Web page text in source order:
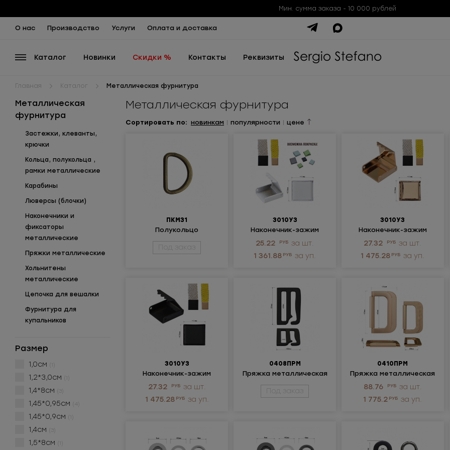
Мин. сумма заказа - 10 000 рублей
О нас Производство Услуги Оплата и доставка
Каталог Новинки Скидки % Контакты Реквизиты
Главная Каталог Металлическая фурнитура
Металлическая
фурнитура
Застежки, клеванты,
крючки
Кольца, полукольца ,
рамки металлические
Карабины
Люверсы (блочки)
Наконечники и
фиксаторы
металлические
Пряжки металлические
Хольнитены
металлические
Цепочка для вешалки
Фурнитура для
купальников
Размер
1,0см (1)
1,2*3,0см (1)
1,4*8см (3)
1,45*0,95см (4)
1,45*0,9см (1)
1,4см (3)
1,5*8см (1)
Металлическая фурнитура
Сортировать по: новинкам | популярности | цене
ПКМ31
Полукольцо
металлическое
Под заказ
3010УЗ
Наконечник-зажим
металлический
25.22 РУБ за шт.
1 361.88 РУБ за уп.
3010УЗ
Наконечник-зажим
металлический
27.32 РУБ за шт.
1 475.28 РУБ за уп.
3010УЗ
Наконечник-зажим
металлический
27.32 РУБ за шт.
1 475.28 РУБ за уп.
0408ПРМ
Пряжка металлическая
Под заказ
0410ПРМ
Пряжка металлическая
88.76 РУБ за шт.
1 775.2 РУБ за уп.